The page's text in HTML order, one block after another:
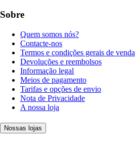
Sobre
Quem somos nós?
Contacte-nos
Termos e condições gerais de venda
Devoluções e reembolsos
Informação legal
Meios de pagamento
Tarifas e opções de envio
Nota de Privacidade
A nossa loja
Nossas lojas